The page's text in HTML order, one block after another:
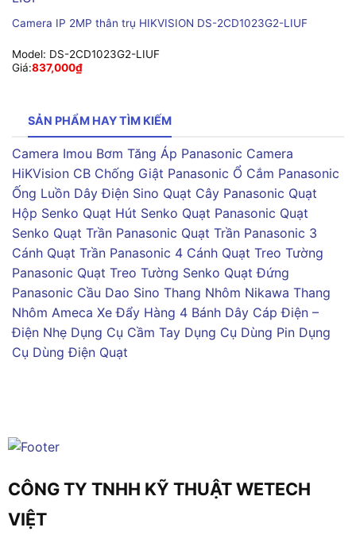
Camera IP 2MP thân trụ HIKVISION DS-2CD1023G2-LIUF
Model: DS-2CD1023G2-LIUF
Giá:837,000₫
SẢN PHẨM HAY TÌM KIẾM
Camera Imou Bơm Tăng Áp Panasonic Camera
HiKVision CB Chống Giật Panasonic Ổ Cắm Panasonic
Ống Luồn Dây Điện Sino Quạt Cây Panasonic Quạt
Hộp Senko Quạt Hút Senko Quạt Panasonic Quạt
Senko Quạt Trần Panasonic Quạt Trần Panasonic 3
Cánh Quạt Trần Panasonic 4 Cánh Quạt Treo Tường
Panasonic Quạt Treo Tường Senko Quạt Đứng
Panasonic Cầu Dao Sino Thang Nhôm Nikawa Thang
Nhôm Ameca Xe Đẩy Hàng 4 Bánh Dây Cáp Điện –
Điện Nhẹ Dụng Cụ Cầm Tay Dụng Cụ Dùng Pin Dụng
Cụ Dùng Điện Quạt
CÔNG TY TNHH KỸ THUẬT WETECH
VIỆT